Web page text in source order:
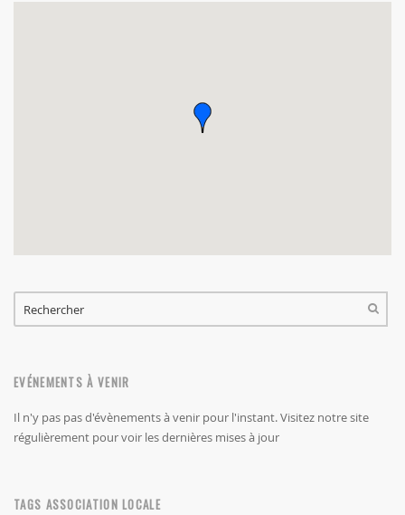
FORMULAIRE DE RECHERCHE
EVÉNEMENTS À VENIR
Il n'y pas pas d'évènements à venir pour l'instant. Visitez notre site
régulièrement pour voir les dernières mises à jour
TAGS ASSOCIATION LOCALE